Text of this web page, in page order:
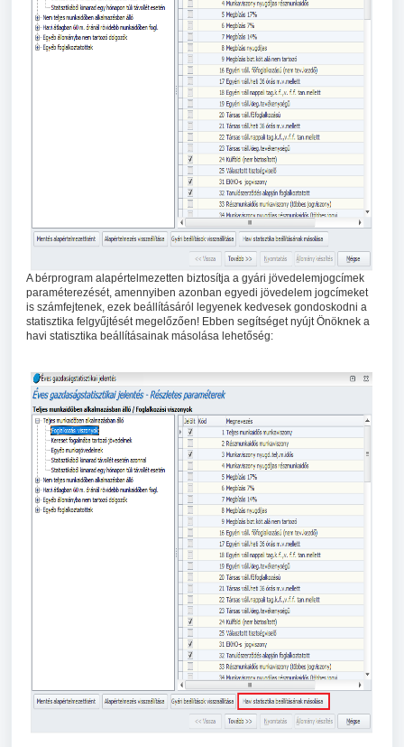
A bérprogram alapértelmezetten biztosítja a gyári jövedelemjogcímek
paraméterezését, amennyiben azonban egyedi jövedelem jogcímeket
is számfejtenek, ezek beállításáról legyenek kedvesek gondoskodni a
statisztika felgyűjtését megelőzően! Ebben segítséget nyújt Önöknek a
havi statisztika beállításainak másolása lehetőség: